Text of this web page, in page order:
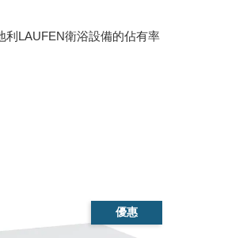
利LAUFEN衛浴設備的佔有率
優惠